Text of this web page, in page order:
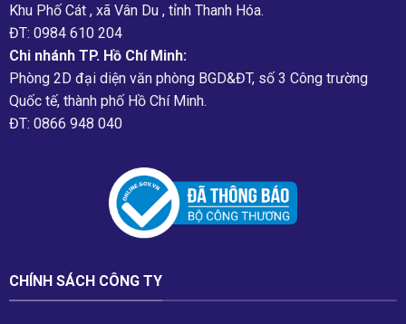
Khu Phố Cát , xã Vân Du , tỉnh Thanh Hóa.
ĐT: 0984 610 204
Chi nhánh TP. Hồ Chí Minh:
Phòng 2D đại diện văn phòng BGD&ĐT, số 3 Công trường
Quốc tế, thành phố Hồ Chí Minh.
ĐT: 0866 948 040
CHÍNH SÁCH CÔNG TY